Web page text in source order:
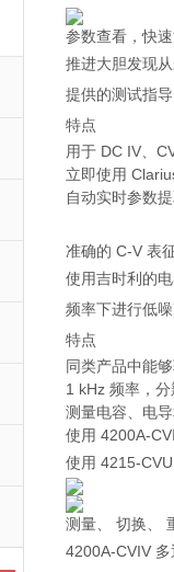
参数查看，快
推进大胆发现
提供的测试指
特点
用于 DC IV、
立即使用
自动实时参数
准确的 C-V 表
使用吉时利的
频率下进行低
特点
同类产品中能
1 kHz 频率，
测量电容、电
使用 4200A-
使用 4215-
测量、 切换、
4200A-CVIV